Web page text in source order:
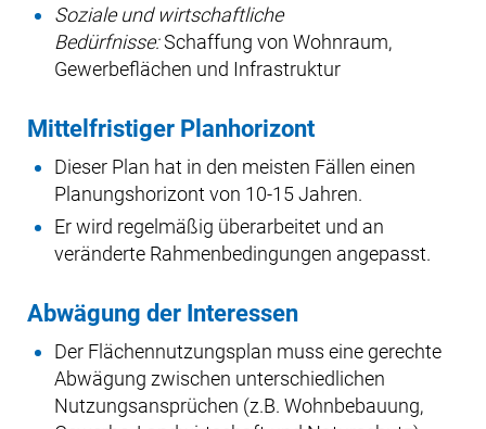
Soziale und wirtschaftliche
Bedürfnisse:Schaffung von Wohnraum,
Gewerbeflächen und Infrastruktur
Mittelfristiger Planhorizont
Dieser Plan hat in den meisten Fällen einen
Planungshorizont von 10-15 Jahren.
Er wird regelmäßig überarbeitet und an
veränderte Rahmenbedingungen angepasst.
Abwägung der Interessen
Der Flächennutzungsplan muss eine gerechte
Abwägung zwischen unterschiedlichen
Nutzungsansprüchen (z.B. Wohnbebauung,